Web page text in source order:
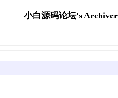
小白源码论坛's Archiver